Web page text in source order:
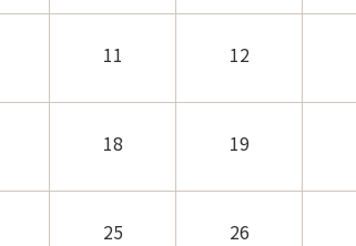
11 12
18 19
25 26